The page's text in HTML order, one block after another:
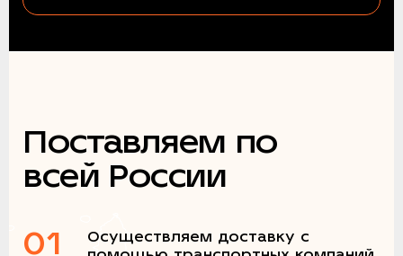
Поставляем по
всей России
01
Осуществляем доставку с